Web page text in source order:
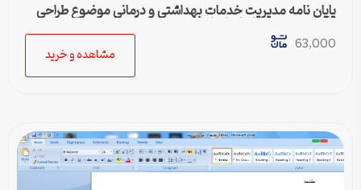
پایان نامه مدیریت خدمات بهداشتی و درمانی موضوع طراحي
الگوي مديريت بلايا براي ايران
63,000
مشاهده و خرید